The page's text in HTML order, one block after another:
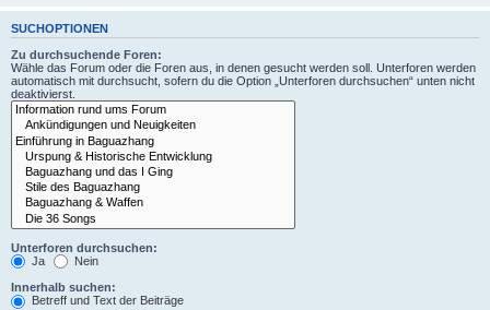
SUCHOPTIONEN
Zu durchsuchende Foren:
Wähle das Forum oder die Foren aus, in denen gesucht werden soll. Unterforen werden
automatisch mit durchsucht, sofern du die Option „Unterforen durchsuchen“ unten nicht
deaktivierst.
Unterforen durchsuchen:
Ja
Nein
Innerhalb suchen:
Betreff und Text der Beiträge